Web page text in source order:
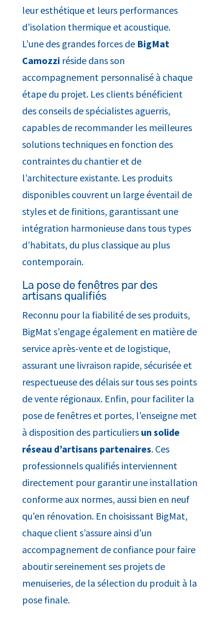
leur esthétique et leurs performances
d’isolation thermique et acoustique.
​L’une des grandes forces de BigMat
Camozzi réside dans son
accompagnement personnalisé à chaque
étape du projet. Les clients bénéficient
des conseils de spécialistes aguerris,
capables de recommander les meilleures
solutions techniques en fonction des
contraintes du chantier et de
l’architecture existante. Les produits
disponibles couvrent un large éventail de
styles et de finitions, garantissant une
intégration harmonieuse dans tous types
d’habitats, du plus classique au plus
contemporain.
​La pose de fenêtres par des
artisans qualifiés
Reconnu pour la fiabilité de ses produits,
BigMat s’engage également en matière de
service après-vente et de logistique,
assurant une livraison rapide, sécurisée et
respectueuse des délais sur tous ses points
de vente régionaux. Enfin, pour faciliter la
pose de fenêtres et portes, l’enseigne met
à disposition des particuliers un solide
réseau d’artisans partenaires. Ces
professionnels qualifiés interviennent
directement pour garantir une installation
conforme aux normes, aussi bien en neuf
qu’en rénovation. En choisissant BigMat,
chaque client s’assure ainsi d’un
accompagnement de confiance pour faire
aboutir sereinement ses projets de
menuiseries, de la sélection du produit à la
pose finale.